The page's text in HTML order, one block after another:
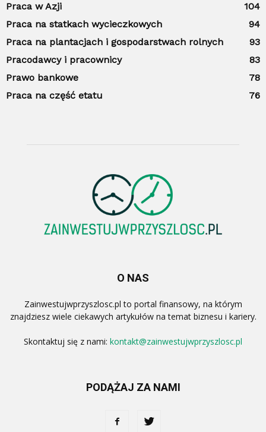
Praca w Azji
104
Praca na statkach wycieczkowych
94
Praca na plantacjach i gospodarstwach rolnych
93
Pracodawcy i pracownicy
83
Prawo bankowe
78
Praca na część etatu
76
O NAS
Zainwestujwprzyszlosc.pl to portal finansowy, na którym
znajdziesz wiele ciekawych artykułów na temat biznesu i kariery.
Skontaktuj się z nami: kontakt@zainwestujwprzyszlosc.pl
PODĄŻAJ ZA NAMI